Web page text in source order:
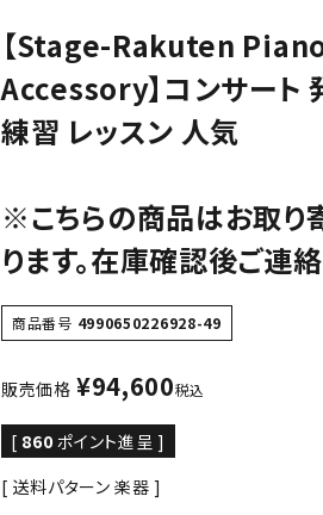
【Stage-Rakuten
Accessory】コンサート
練習 レッスン 人気
※こちらの商品はお取り
ります。在庫確認後ご連絡
商品番号 4990650226928-49
販売価格 ¥94,600税込
[ 860 ポイント進呈 ]
送料パターン 楽器